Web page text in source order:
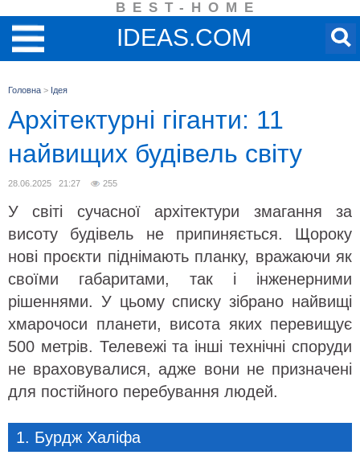
BEST-HOME
IDEAS.COM
Головна > Ідея
Архітектурні гіганти: 11
найвищих будівель світу
28.06.2025 21:27 255
У світі сучасної архітектури змагання за
висоту будівель не припиняється. Щороку
нові проєкти піднімають планку, вражаючи як
своїми габаритами, так і інженерними
рішеннями. У цьому списку зібрано найвищі
хмарочоси планети, висота яких перевищує
500 метрів. Телевежі та інші технічні споруди
не враховувалися, адже вони не призначені
для постійного перебування людей.
1. Бурдж Халіфа